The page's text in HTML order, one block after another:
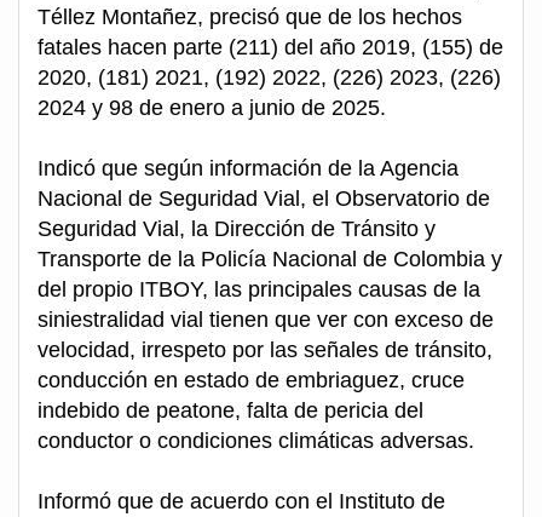
Téllez Montañez, precisó que de los hechos
fatales hacen parte (211) del año 2019, (155) de
2020, (181) 2021, (192) 2022, (226) 2023, (226)
2024 y 98 de enero a junio de 2025.
Indicó que según información de la Agencia
Nacional de Seguridad Vial, el Observatorio de
Seguridad Vial, la Dirección de Tránsito y
Transporte de la Policía Nacional de Colombia y
del propio ITBOY, las principales causas de la
siniestralidad vial tienen que ver con exceso de
velocidad, irrespeto por las señales de tránsito,
conducción en estado de embriaguez, cruce
indebido de peatone, falta de pericia del
conductor o condiciones climáticas adversas.
Informó que de acuerdo con el Instituto de